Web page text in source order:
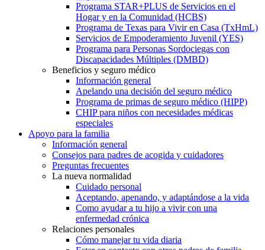
Programa STAR+PLUS de Servicios en el
Hogar y en la Comunidad (HCBS)
Programa de Texas para Vivir en Casa (TxHmL)
Servicios de Empoderamiento Juvenil (YES)
Programa para Personas Sordociegas con
Discapacidades Múltiples (DMBD)
Beneficios y seguro médico
Información general
Apelando una decisión del seguro médico
Programa de primas de seguro médico (HIPP)
CHIP para niños con necesidades médicas
especiales
Apoyo para la familia
Información general
Consejos para padres de acogida y cuidadores
Preguntas frecuentes
La nueva normalidad
Cuidado personal
Aceptando, apenando, y adaptándose a la vida
Como ayudar a tu hijo a vivir con una
enfermedad crónica
Relaciones personales
Cómo manejar tu vida diaria